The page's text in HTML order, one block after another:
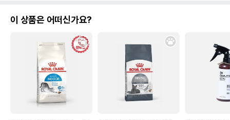
또는 소비자상담 관련
어바웃펫 // 1644-9601
유통기한
유통기한이 최소 2026.12.03이거나 그
이후인 상품이 출고됩니다.
단, 상품명에 유통기한 명시된 경우, 해당
유통기한을 따릅니다.
이 상품은 어떠신가요?